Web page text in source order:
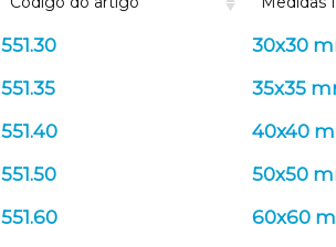
551.30 30x30
551.35
35x35
551.40
40x40
551.50
50x50
551.60
60x60